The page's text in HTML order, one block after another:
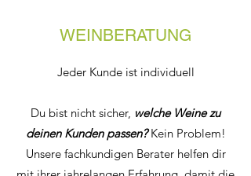
WEINBERATUNG
Jeder Kunde ist individuell
Du bist nicht sicher, welche Weine zu
deinen Kunden passen?Kein Problem!
Unsere fachkundigen Berater helfen dir